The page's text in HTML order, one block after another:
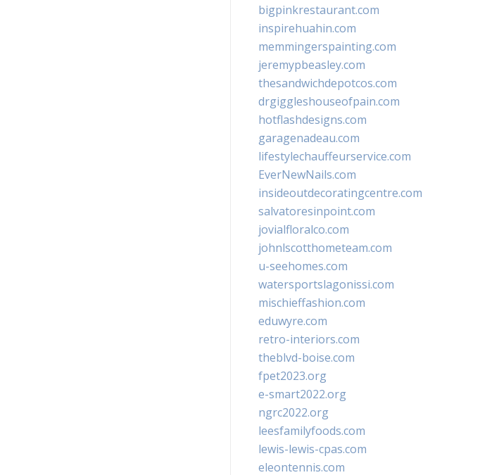
bigpinkrestaurant.com
inspirehuahin.com
memmingerspainting.com
jeremypbeasley.com
thesandwichdepotcos.com
drgiggleshouseofpain.com
hotflashdesigns.com
garagenadeau.com
lifestylechauffeurservice.com
EverNewNails.com
insideoutdecoratingcentre.com
salvatoresinpoint.com
jovialfloralco.com
johnlscotthometeam.com
u-seehomes.com
watersportslagonissi.com
mischieffashion.com
eduwyre.com
retro-interiors.com
theblvd-boise.com
fpet2023.org
e-smart2022.org
ngrc2022.org
leesfamilyfoods.com
lewis-lewis-cpas.com
eleontennis.com